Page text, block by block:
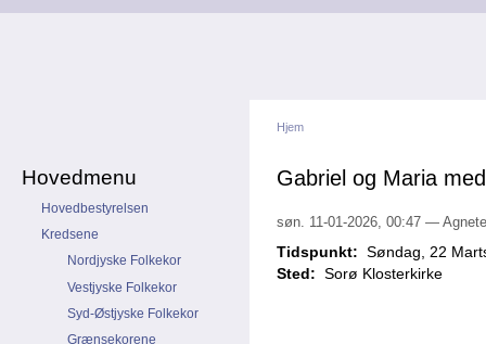
Hovedmenu
Hovedbestyrelsen
Kredsene
Nordjyske Folkekor
Vestjyske Folkekor
Syd-Østjyske Folkekor
Grænsekorene
Hjem
Gabriel og Maria
søn. 11-01-2026, 00:47 —
Tidspunkt: Søndag, 22
Sted: Sorø Klosterkirke